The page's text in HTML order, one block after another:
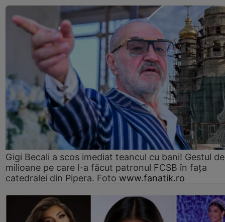
Gigi Becali a scos imediat teancul cu bani! Gestul de
milioane pe care l-a făcut patronul FCSB în fața
catedralei din Pipera. Foto www.fanatik.ro